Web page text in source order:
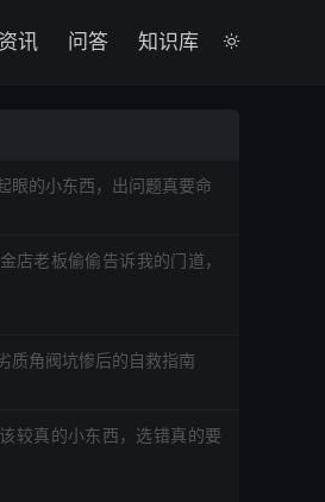

资讯 问答 知识库
的小东西，出问题真要命
店老板偷偷告诉我的门道，
角阀坑惨后的自救指南
较真的小东西，选错真的要